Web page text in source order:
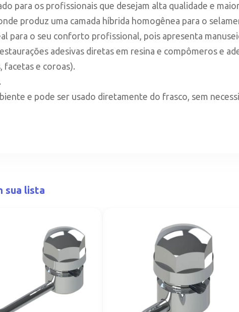
para os profissionais que desejam alta qualidade e
produz uma camada híbrida homogênea para o
para o seu conforto profissional, pois apresenta
adesivas diretas em resina e compômeros e
facetas e coroas).
e pode ser usado diretamente do frasco, sem
sua lista